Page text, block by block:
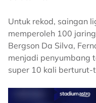
Untuk rekod, saingan
memperoleh 100
Bergson Da Silva,
menjadi penyumbang
super 10 kali berturut-